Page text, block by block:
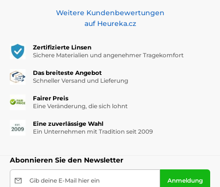
Weitere Kundenbewertungen
auf Heureka.cz
Zertifizierte Linsen
Sichere Materialien und angenehmer Tragekomfort
Das breiteste Angebot
Schneller Versand und Lieferung
Fairer Preis
Eine Veränderung, die sich lohnt
Eine zuverlässige Wahl
Ein Unternehmen mit Tradition seit 2009
Abonnieren Sie den Newsletter
Gib deine E-Mail hier ein Anmeldung